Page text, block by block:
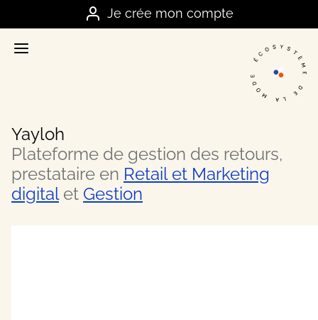
Je crée mon compte
Je me connecte
Accueil
La plateforme stratégique des marques
Ressources
Nos meilleurs conseils business
Offres
Yayloh
Plateforme de gestion des retours,
prestataire en Retail et Marketing
digitalet Gestion